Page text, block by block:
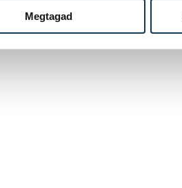
Megtagad